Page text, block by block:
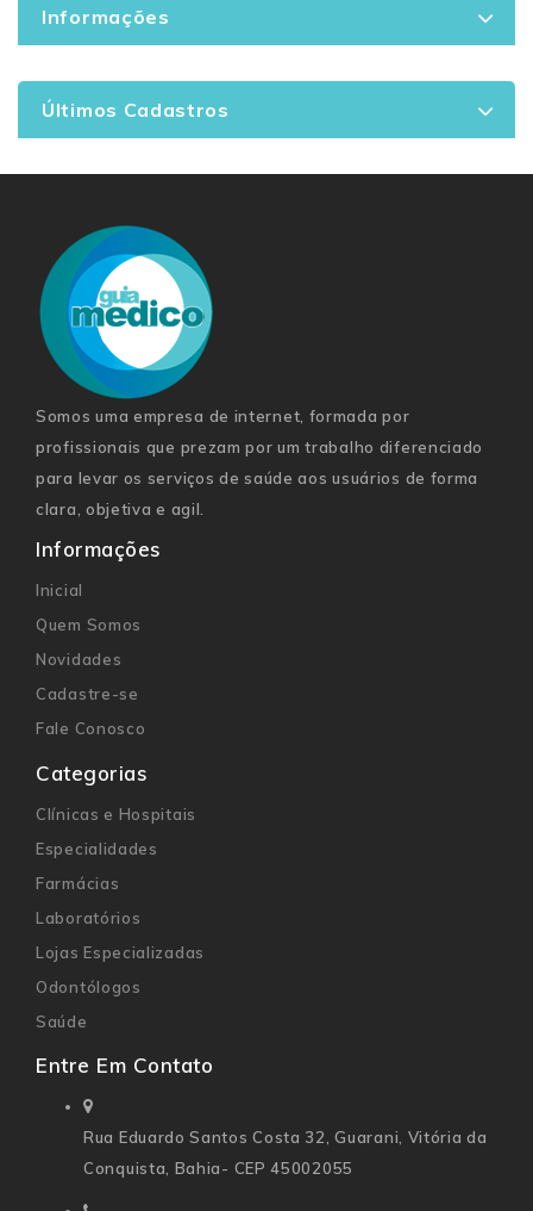
Informações
Últimos Cadastros
Somos uma empresa de internet, formada por
profissionais que prezam por um trabalho diferenciado
para levar os serviços de saúde aos usuários de forma
clara, objetiva e agil.
Informações
Inicial
Quem Somos
Novidades
Cadastre-se
Fale Conosco
Categorias
Clínicas e Hospitais
Especialidades
Farmácias
Laboratórios
Lojas Especializadas
Odontólogos
Saúde
Entre Em Contato
Rua Eduardo Santos Costa 32, Guarani, Vitória da
Conquista, Bahia- CEP 45002055